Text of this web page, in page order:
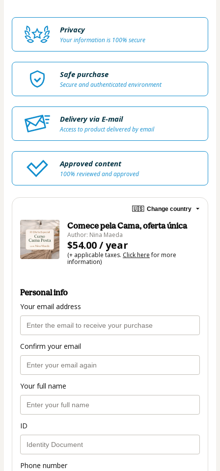
Privacy
Your information is 100% secure
Safe purchase
Secure and authenticated environment
Delivery via E-mail
Access to product delivered by email
Approved content
100% reviewed and approved
🇺🇸 Change country
Comece pela Cama, oferta única
Author: Nina Maeda
$54.00 / year
(+ applicable taxes. Click herefor more
information)
Personal info
Your email address
Confirm your email
Your full name
ID
Phone number